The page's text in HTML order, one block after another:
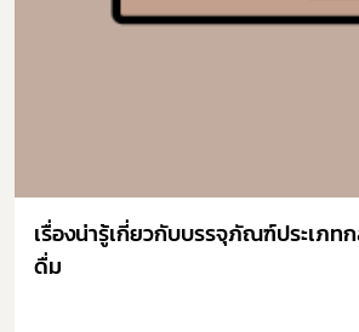
เรื่องน่ารู้เกี่ยวกับบรรจุภัณฑ์ประเภท
ดื่ม